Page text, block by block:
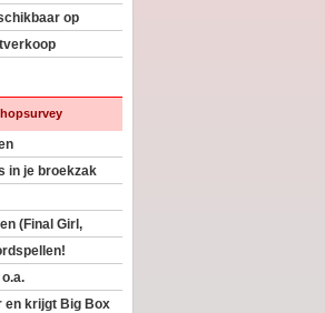
op
in je broekzak
(Final Girl,
Strong
en krijgt Big Box